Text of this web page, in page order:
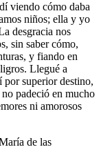
viendo cómo daba
niños; ella y yo
desgracia nos
sin saber cómo,
y fiando en
Llegué a
por superior destino,
padeció en mucho
ni amorosos
de las